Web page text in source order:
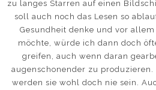
zu langes Starren auf einen
soll auch noch das Lesen so
Gesundheit denke und vor
möchte, würde ich dann doch
greifen, auch wenn daran
augenschonender zu produzieren.
werden sie wohl doch nie sein.